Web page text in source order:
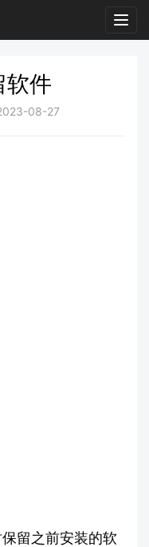
软件
08-27
留之前安装的软